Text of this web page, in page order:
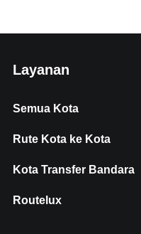
Layanan
Semua Kota
Rute Kota ke Kota
Kota Transfer Bandara
Routelux